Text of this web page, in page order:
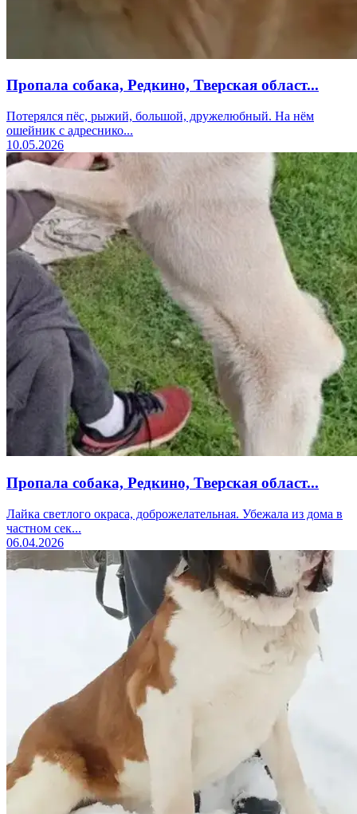
Пропала собака, Редкино, Тверская област...
Потерялся пёс, рыжий, большой, дружелюбный. На нём
ошейник с адреснико...
10.05.2026
Пропала собака, Редкино, Тверская област...
Лайка светлого окраса, доброжелательная. Убежала из дома в
частном сек...
06.04.2026